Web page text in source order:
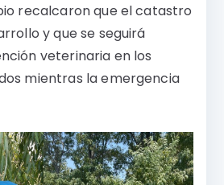
recalcaron que el catastro
y que se seguirá
veterinaria en los
mientras la emergencia